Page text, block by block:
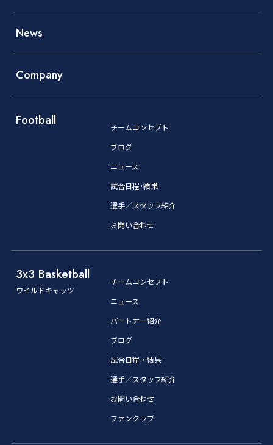
News
Company
Football
チームコンセプト
ブログ
ニュース
試合日程･結果
選手／スタッフ紹介
お問い合わせ
3x3 Basketball
ワイルドキャッツ
チームコンセプト
ニュース
パートナー紹介
ブログ
試合日程・結果
選手／スタッフ紹介
お問い合わせ
ファンクラブ